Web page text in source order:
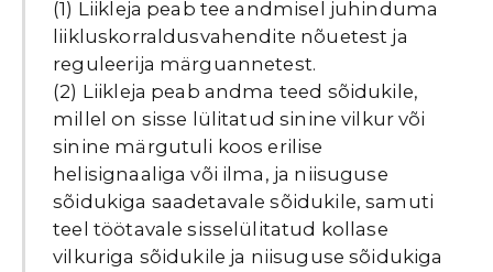
(1) Liikleja peab tee andmisel juhinduma
liikluskorraldusvahendite nõuetest ja
reguleerija märguannetest.
(2) Liikleja peab andma teed sõidukile,
millel on sisse lülitatud sinine vilkur või
sinine märgutuli koos erilise
helisignaaliga või ilma, ja niisuguse
sõidukiga saadetavale sõidukile, samuti
teel töötavale sisselülitatud kollase
vilkuriga sõidukile ja niisuguse sõidukiga